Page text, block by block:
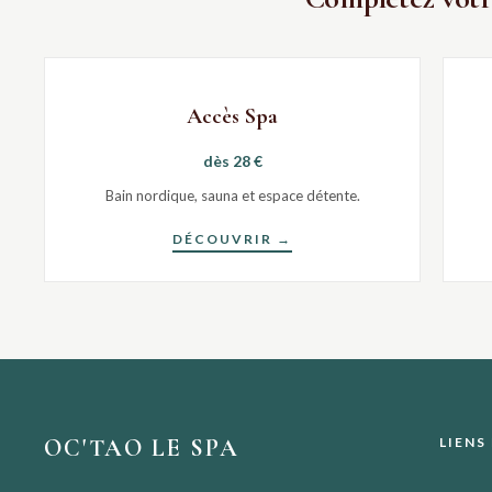
Accès Spa
dès 28 €
Bain nordique, sauna et espace détente.
DÉCOUVRIR →
OC'TAO LE SPA LIENS